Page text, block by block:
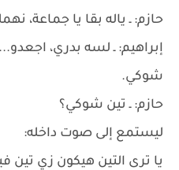
حازم: ـ ياله بقا يا جماعة،
إبراهيم: ـ لسه بدري،
شوكي.
حازم: ـ تين شوكي؟
ليستمع إلى صوت داخله:
يا ترى التين هيكون زي تين